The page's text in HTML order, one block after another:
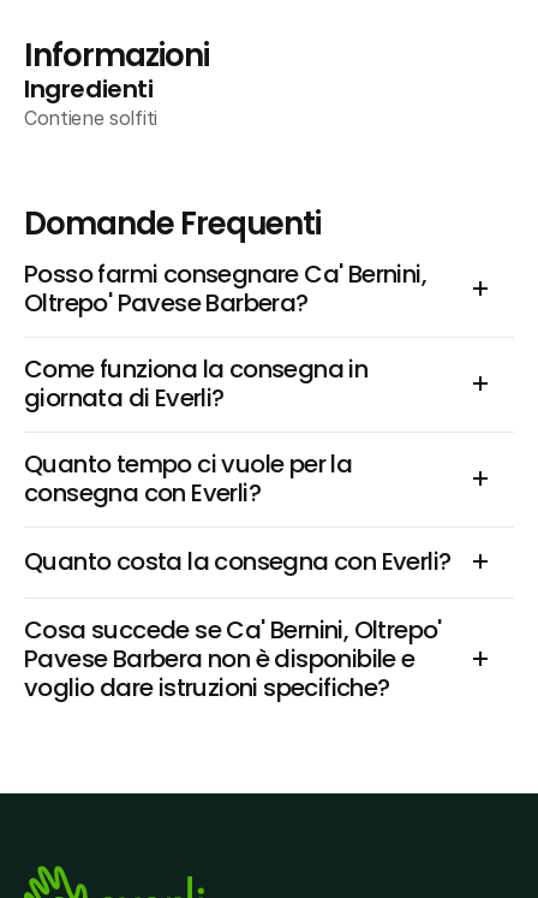
Informazioni
Ingredienti
Contiene solfiti
Domande Frequenti
Posso farmi consegnare Ca' Bernini,
Oltrepo' Pavese Barbera?
Come funziona la consegna in
giornata di Everli?
Quanto tempo ci vuole per la
consegna con Everli?
Quanto costa la consegna con Everli?
Cosa succede se Ca' Bernini, Oltrepo'
Pavese Barbera non è disponibile e
voglio dare istruzioni specifiche?